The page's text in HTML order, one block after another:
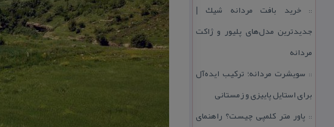
::خرید بافت مردانه شیك |
جدیدترین مدل‌های پلیور و ژاكت
مردانه
:: سویشرت مردانه؛ تركیب ایده‌آل
برای استایل پاییزی و زمستانی
:: پاور متر كلمپی چیست؟ راهنمای